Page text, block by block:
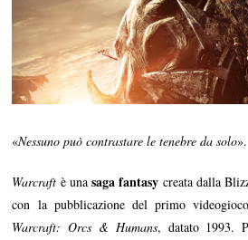
«Nessuno può contrastare le tenebre da solo».
Warcraft è unasaga fantasy creata dalla
con la pubblicazione del primo
Warcraft: Orcs & Humans, datato 1993.